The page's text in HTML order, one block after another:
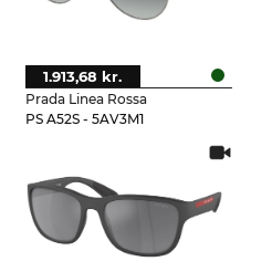
Prada Linea Rossa
PS A52S - 5AV3M1
1.913,68 kr.